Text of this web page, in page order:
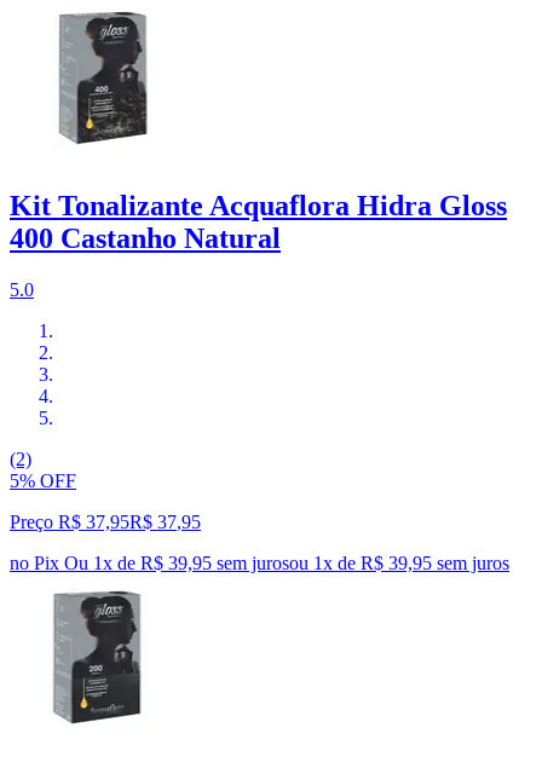
Kit Tonalizante Acquaflora Hidra Gloss
400 Castanho Natural
5.0
(2)
5% OFF
Preço R$ 37,95R$ 37,95
no Pix Ou 1x de R$ 39,95 sem jurosou 1x de R$ 39,95 sem juros